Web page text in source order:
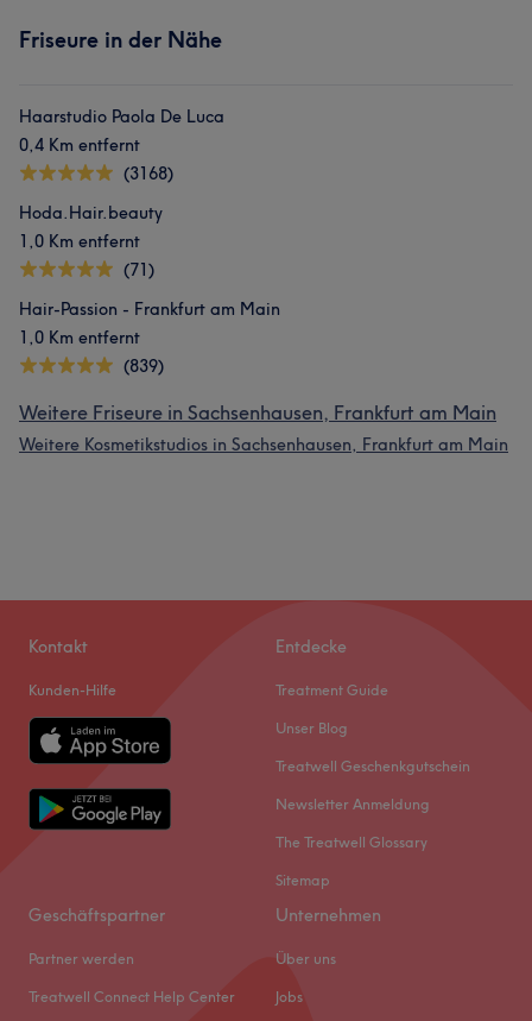
Friseure in der Nähe
Haarstudio Paola De Luca
0,4 Km entfernt
(3168)
Hoda.Hair.beauty
1,0 Km entfernt
(71)
Hair-Passion - Frankfurt am Main
1,0 Km entfernt
(839)
Weitere Friseure in Sachsenhausen, Frankfurt am Main
Weitere Kosmetikstudios in Sachsenhausen, Frankfurt am Main
Kontakt
Kunden-Hilfe
Entdecke
Treatment Guide
Unser Blog
Treatwell Geschenkgutschein
Newsletter Anmeldung
The Treatwell Glossary
Sitemap
Geschäftspartner
Partner werden
Treatwell Connect Help Center
Unternehmen
Über uns
Jobs